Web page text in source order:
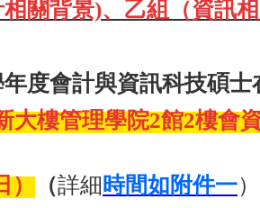
相關背景)、乙組（資訊
年度會計與資訊科技碩
大樓管理學院2館2樓會
） （詳細 時間如附件一）